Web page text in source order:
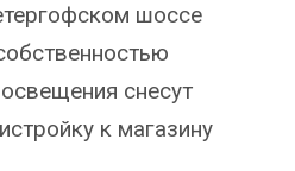
шоссе
снесут
к магазину